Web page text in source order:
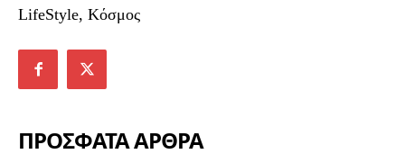
LifeStyle, Κόσμος
ΠΡΟΣΦΑΤΑ ΑΡΘΡΑ